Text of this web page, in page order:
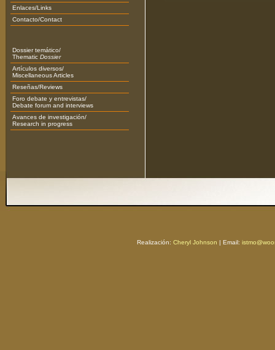
Enlaces/Links
Contacto/Contact
Dossier temático/
Thematic Dossier
Artículos diversos/
Miscellaneous Articles
Reseñas/Reviews
Foro debate y entrevistas/
Debate forum and interviews
Avances de investigación/
Research in progress
Realización: Cheryl Johnson | Email: